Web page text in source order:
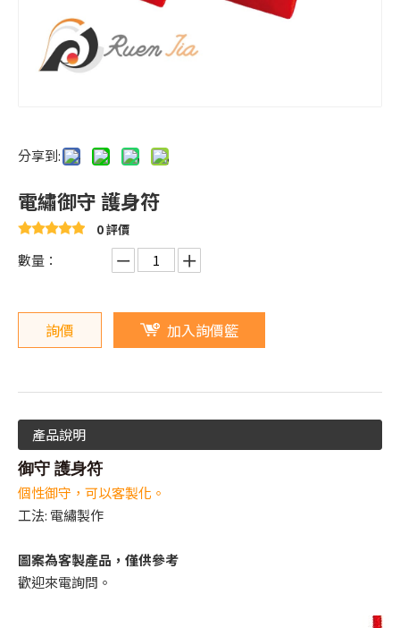
分享到:
電繡御守 護身符
0 評價
數量：
詢價 加入詢價籃
產品說明
御守 護身符
個性御守，可以客製化。
工法: 電繡製作
圖案為客製產品，僅供參考
歡迎來電詢問。